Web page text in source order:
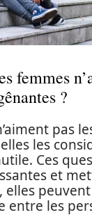
femmes
?
pas
les
Ces
et
elles
entre les